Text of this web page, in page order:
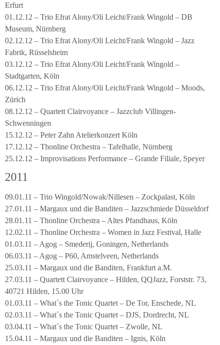
Erfurt
01.12.12 – Trio Efrat Alony/Oli Leicht/Frank Wingold – DB
Museum, Nürnberg
02.12.12 – Trio Efrat Alony/Oli Leicht/Frank Wingold – Jazz
Fabrik, Rüsselsheim
03.12.12 – Trio Efrat Alony/Oli Leicht/Frank Wingold –
Stadtgarten, Köln
06.12.12 – Trio Efrat Alony/Oli Leicht/Frank Wingold – Moods,
Zürich
08.12.12 – Quartett Clairvoyance – Jazzclub Villingen-
Schwenningen
15.12.12 – Peter Zahn Atelierkonzert Köln
17.12.12 – Thonline Orchestra – Tafelhalle, Nürnberg
25.12.12 – Improvisations Performance – Grande Filiale, Speyer
2011
09.01.11 – Trio Wingold/Nowak/Nillesen – Zockpalast, Köln
27.01.11 – Margaux und die Banditen – Jazzschmiede Düsseldorf
28.01.11 – Thonline Orchestra – Altes Pfandhaus, Köln
12.02.11 – Thonline Orchestra – Women in Jazz Festival, Halle
01.03.11 – Agog – Smederij, Goningen, Netherlands
06.03.11 – Agog – P60, Amstelveen, Netherlands
25.03.11 – Margaux und die Banditen, Frankfurt a.M.
27.03.11 – Quartett Clairvoyance – Hilden, QQJazz, Forststr. 73,
40721 Hilden, 15.00 Uhr
01.03.11 – What´s the Tonic Quartet – De Tor, Enschede, NL
02.03.11 – What´s the Tonic Quartet – DJS, Dordrecht, NL
03.04.11 – What´s the Tonic Quartet – Zwolle, NL
15.04.11 – Margaux und die Banditen – Ignis, Köln